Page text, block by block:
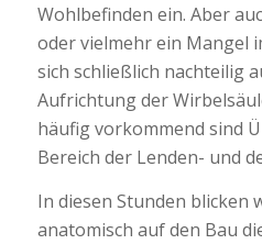
Wohlbefinden ein. Aber
oder vielmehr ein Mangel
sich schließlich nachteilig
Aufrichtung der
häufig vorkommend sind
Bereich der Lenden- und
In diesen Stunden blicken
anatomisch auf den Bau